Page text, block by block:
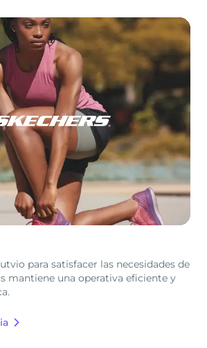
para satisfacer las necesidades de
mantiene una operativa eficiente y